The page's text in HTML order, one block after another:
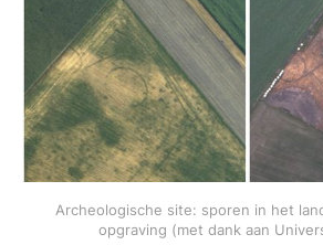
Archeologische site: sporen in het
opgraving (met dank aan